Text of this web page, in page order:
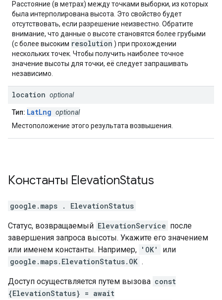
Расстояние (в метрах) между точками выборки, из которых
была интерполирована высота. Это свойство будет
отсутствовать, если разрешение неизвестно. Обратите
внимание, что данные о высоте становятся более грубыми
(с более высоким resolution ) при прохождении
нескольких точек. Чтобы получить наиболее точное
значение высоты для точки, её следует запрашивать
независимо.
location optional
Тип: LatLng optional
Местоположение этого результата возвышения.
Константы ElevationStatus
google.maps . ElevationStatus
Статус, возвращаемый ElevationService после
завершения запроса высоты. Укажите его значением
или именем константы. Например, 'OK'
или
google.maps.ElevationStatus.OK .
Доступ осуществляется путем вызова const
{ElevationStatus} = await